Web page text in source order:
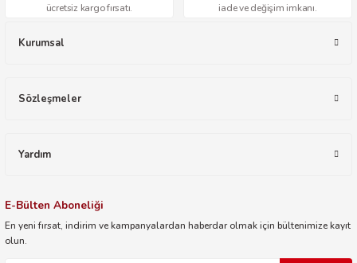
ücretsiz kargo fırsatı.
iade ve değişim imkanı.
Kurumsal
Sözleşmeler
Yardım
E-Bülten Aboneliği
En yeni fırsat, indirim ve kampanyalardan haberdar olmak için bültenimize kayıt
olun.